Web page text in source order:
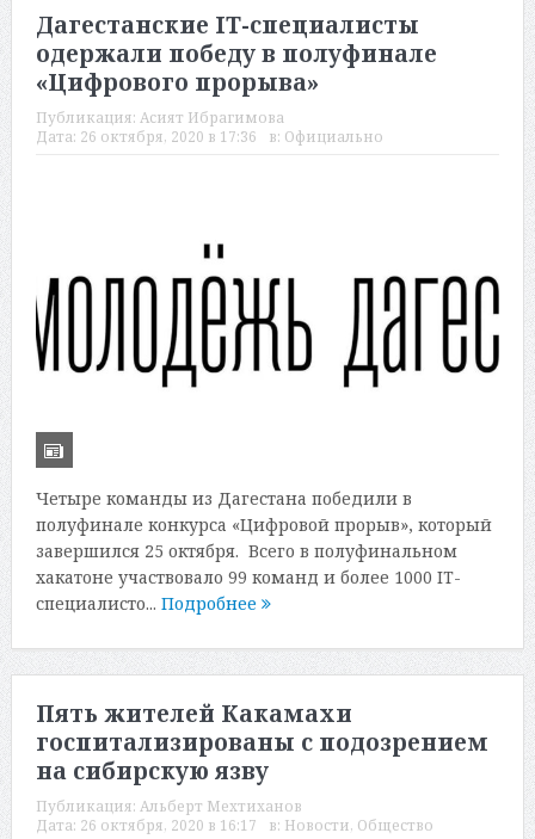
Дагестанские IT-специалисты
одержали победу в полуфинале
«Цифрового прорыва»
Публикация: Асият Ибрагимова
Дата: 26 октября, 2020 в 17:36 в: Официально
Четыре команды из Дагестана победили в
полуфинале конкурса «Цифровой прорыв», который
завершился 25 октября. Всего в полуфинальном
хакатоне участвовало 99 команд и более 1000 IT-
специалисто... Подробнее
Пять жителей Какамахи
госпитализированы с подозрением
на сибирскую язву
Публикация: Альберт Мехтиханов
Дата: 26 октября, 2020 в 16:17 в: Новости, Общество